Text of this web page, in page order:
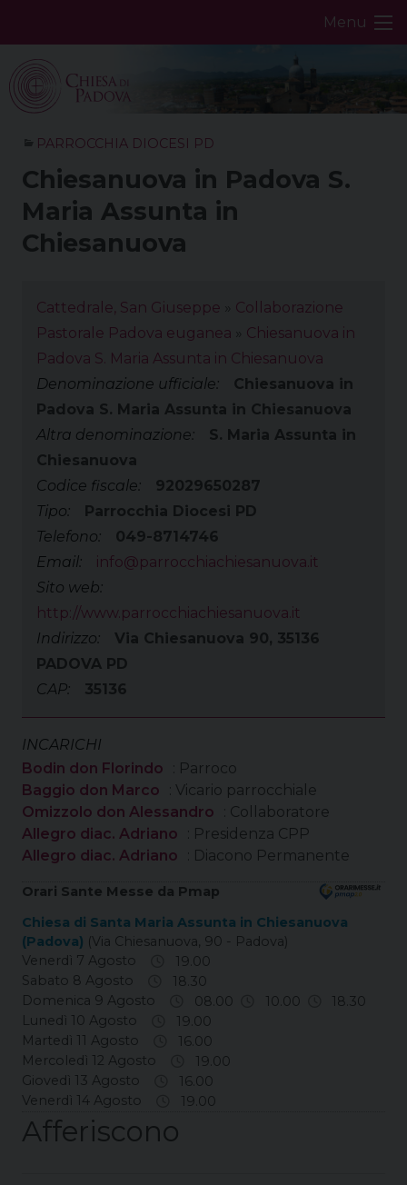
Menu
PARROCCHIA DIOCESI PD
Chiesanuova in Padova S.
Maria Assunta in
Chiesanuova
Cattedrale, San Giuseppe
Collaborazione
Pastorale Padova euganea
Chiesanuova in
Padova S. Maria Assunta in Chiesanuova
Denominazione ufficiale:
Chiesanuova in
Padova S. Maria Assunta in Chiesanuova
Altra denominazione:
S. Maria Assunta in
Chiesanuova
Codice fiscale:
92029650287
Tipo:
Parrocchia Diocesi PD
Telefono:
049-8714746
Email:
info@parrocchiachiesanuova.it
Sito web:
http://www.parrocchiachiesanuova.it
Indirizzo:
Via Chiesanuova 90, 35136
PADOVA PD
CAP:
35136
INCARICHI
Bodin don Florindo
: Parroco
Baggio don Marco
: Vicario parrocchiale
Omizzolo don Alessandro
: Collaboratore
Allegro diac. Adriano
: Presidenza CPP
Allegro diac. Adriano
: Diacono Permanente
Orari Sante Messe da Pmap
Chiesa di Santa Maria Assunta in Chiesanuova
(Padova) (Via Chiesanuova, 90 - Padova)
Venerdì 7 Agosto
19.00
Sabato 8 Agosto
18.30
Domenica 9 Agosto
08.00 10.00
18.30
Lunedì 10 Agosto
19.00
Martedì 11 Agosto
16.00
Mercoledì 12 Agosto
19.00
Giovedì 13 Agosto
16.00
Venerdì 14 Agosto
19.00
Afferiscono